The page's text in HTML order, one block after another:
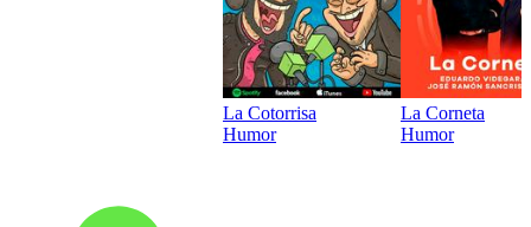
La Cotorrisa
Humor
La Corneta
Humor